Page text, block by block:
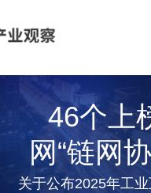
46个上
网“链网
关于公布2025年工